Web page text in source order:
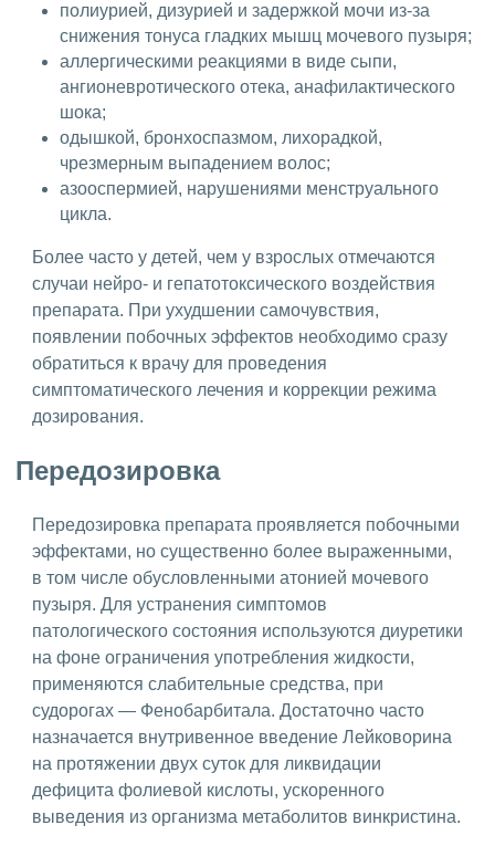
полиурией, дизурией и задержкой мочи из-за
снижения тонуса гладких мышц мочевого пузыря;
аллергическими реакциями в виде сыпи,
ангионевротического отека, анафилактического
шока;
одышкой, бронхоспазмом, лихорадкой,
чрезмерным выпадением волос;
азооспермией, нарушениями менструального
цикла.
Более часто у детей, чем у взрослых отмечаются
случаи нейро- и гепатотоксического воздействия
препарата. При ухудшении самочувствия,
появлении побочных эффектов необходимо сразу
обратиться к врачу для проведения
симптоматического лечения и коррекции режима
дозирования.
Передозировка
Передозировка препарата проявляется побочными
эффектами, но существенно более выраженными,
в том числе обусловленными атонией мочевого
пузыря. Для устранения симптомов
патологического состояния используются диуретики
на фоне ограничения употребления жидкости,
применяются слабительные средства, при
судорогах — Фенобарбитала. Достаточно часто
назначается внутривенное введение Лейковорина
на протяжении двух суток для ликвидации
дефицита фолиевой кислоты, ускоренного
выведения из организма метаболитов винкристина.